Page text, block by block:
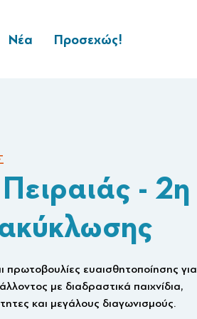
Νέα Προσεχώς!
- 2η
πρωτοβουλίες ευαισθητοποίησης για
με διαδραστικά παιχνίδια,
και μεγάλους διαγωνισμούς.